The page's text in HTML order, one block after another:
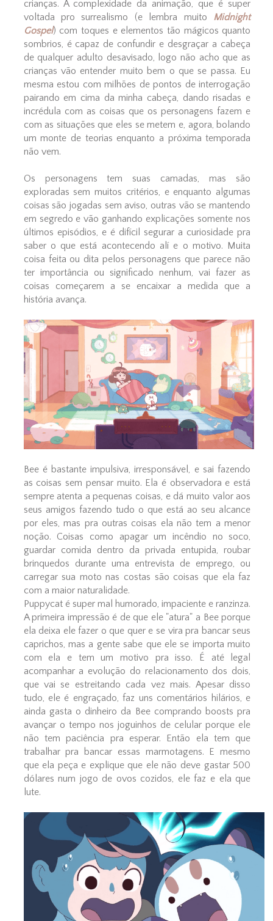
crianças. A complexidade da animação, que é super
voltada pro surrealismo (e lembra muito
Midnight
Gospel) com toques e elementos tão mágicos quanto
sombrios, é capaz de confundir e desgraçar a cabeça
de qualquer adulto desavisado, logo não acho que as
crianças vão entender muito bem o que se passa. Eu
mesma estou com milhões de pontos de interrogação
pairando em cima da minha cabeça, dando risadas e
incrédula com as coisas que os personagens fazem e
com as situações que eles se metem e, agora, bolando
um monte de teorias enquanto a próxima temporada
não vem.
Os personagens tem suas camadas, mas são
exploradas sem muitos critérios, e enquanto algumas
coisas são jogadas sem aviso, outras vão se mantendo
em segredo e vão ganhando explicações somente nos
últimos episódios, e é difícil segurar a curiosidade pra
saber o que está acontecendo alí e o motivo. Muita
coisa feita ou dita pelos personagens que parece não
ter importância ou significado nenhum, vai fazer as
coisas começarem a se encaixar a medida que a
história avança.
Bee é bastante impulsiva, irresponsável, e sai fazendo
as coisas sem pensar muito. Ela é observadora e está
sempre atenta a pequenas coisas, e dá muito valor aos
seus amigos fazendo tudo o que está ao seu alcance
por eles, mas pra outras coisas ela não tem a menor
noção. Coisas como apagar um incêndio no soco,
guardar comida dentro da privada entupida, roubar
brinquedos durante uma entrevista de emprego, ou
carregar sua moto nas costas são coisas que ela faz
com a maior naturalidade.
Puppycat é super mal humorado, impaciente e ranzinza.
A primeira impressão é de que ele "atura" a Bee porque
ela deixa ele fazer o que quer e se vira pra bancar seus
caprichos, mas a gente sabe que ele se importa muito
com ela e tem um motivo pra isso. É até legal
acompanhar a evolução do relacionamento dos dois,
que vai se estreitando cada vez mais. Apesar disso
tudo, ele é engraçado, faz uns comentários hilários, e
ainda gasta o dinheiro da Bee comprando boosts pra
avançar o tempo nos joguinhos de celular porque ele
não tem paciência pra esperar. Então ela tem que
trabalhar pra bancar essas marmotagens. E mesmo
que ela peça e explique que ele não deve gastar 500
dólares num jogo de ovos cozidos, ele faz e ela que
lute.